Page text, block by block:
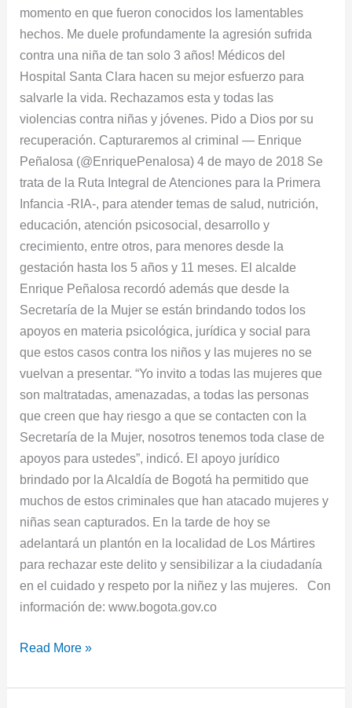
momento en que fueron conocidos los lamentables
hechos. Me duele profundamente la agresión sufrida
contra una niña de tan solo 3 años! Médicos del
Hospital Santa Clara hacen su mejor esfuerzo para
salvarle la vida. Rechazamos esta y todas las
violencias contra niñas y jóvenes. Pido a Dios por su
recuperación. Capturaremos al criminal — Enrique
Peñalosa (@EnriquePenalosa) 4 de mayo de 2018 Se
trata de la Ruta Integral de Atenciones para la Primera
Infancia -RIA-, para atender temas de salud, nutrición,
educación, atención psicosocial, desarrollo y
crecimiento, entre otros, para menores desde la
gestación hasta los 5 años y 11 meses. El alcalde
Enrique Peñalosa recordó además que desde la
Secretaría de la Mujer se están brindando todos los
apoyos en materia psicológica, jurídica y social para
que estos casos contra los niños y las mujeres no se
vuelvan a presentar. “Yo invito a todas las mujeres que
son maltratadas, amenazadas, a todas las personas
que creen que hay riesgo a que se contacten con la
Secretaría de la Mujer, nosotros tenemos toda clase de
apoyos para ustedes”, indicó. El apoyo jurídico
brindado por la Alcaldía de Bogotá ha permitido que
muchos de estos criminales que han atacado mujeres y
niñas sean capturados. En la tarde de hoy se
adelantará un plantón en la localidad de Los Mártires
para rechazar este delito y sensibilizar a la ciudadanía
en el cuidado y respeto por la niñez y las mujeres. Con
información de: www.bogota.gov.co
Read More »